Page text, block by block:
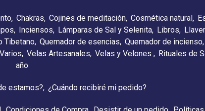
Chakras Cojines de meditación Cosmética natural
Inciensos Lámparas de Sal y Selenita Libros
Tibetano Quemador de esencias Quemador de incienso
Varios Velas Artesanales Velas y Velones Rituales de
año
estamos? ¿Cuándo recibiré mi pedido?